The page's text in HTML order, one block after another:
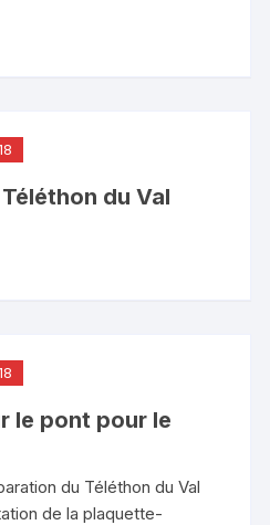
du Val
le pont pour le
du Téléthon du Val
de la plaquette-